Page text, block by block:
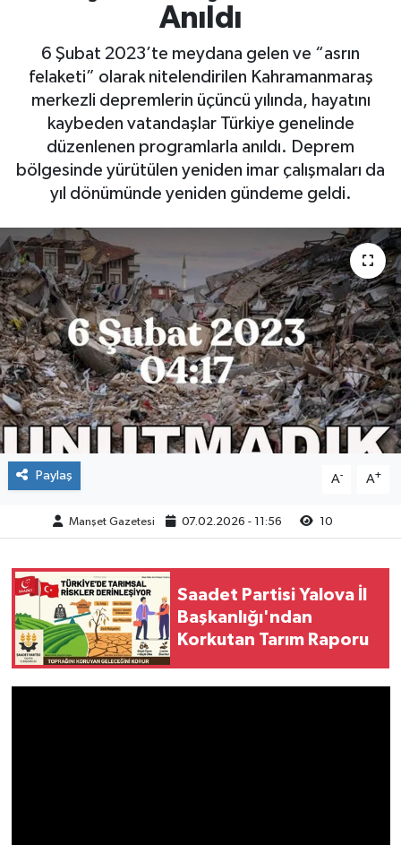
Anıldı
6 Şubat 2023’te meydana gelen ve “asrın
felaketi” olarak nitelendirilen Kahramanmaraş
merkezli depremlerin üçüncü yılında, hayatını
kaybeden vatandaşlar Türkiye genelinde
düzenlenen programlarla anıldı. Deprem
bölgesinde yürütülen yeniden imar çalışmaları da
yıl dönümünde yeniden gündeme geldi.
Paylaş A- A+
Manşet Gazetesi 07.02.2026 - 11:56 10
Saadet Partisi Yalova İl
Başkanlığı'ndan
Korkutan Tarım Raporu